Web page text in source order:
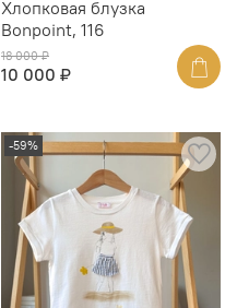
Хлопковая блузка
Bonpoint, 116
18 000 ₽
10 000 ₽
-59%